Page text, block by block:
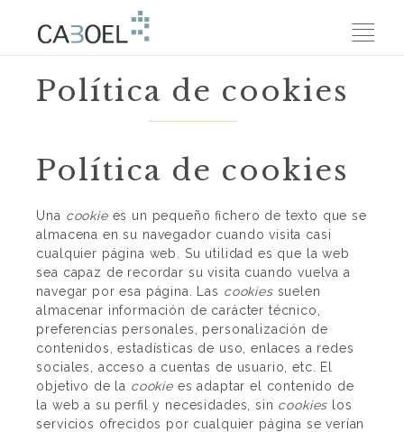
Política de cookies
Política de cookies
Una cookiees un pequeño fichero de texto que se
almacena en su navegador cuando visita casi
cualquier página web. Su utilidad es que la web
sea capaz de recordar su visita cuando vuelva a
navegar por esa página. Las cookiessuelen
almacenar información de carácter técnico,
preferencias personales, personalización de
contenidos, estadísticas de uso, enlaces a redes
sociales, acceso a cuentas de usuario, etc. El
objetivo de la cookiees adaptar el contenido de
la web a su perfil y necesidades, sin cookies los
servicios ofrecidos por cualquier página se verían